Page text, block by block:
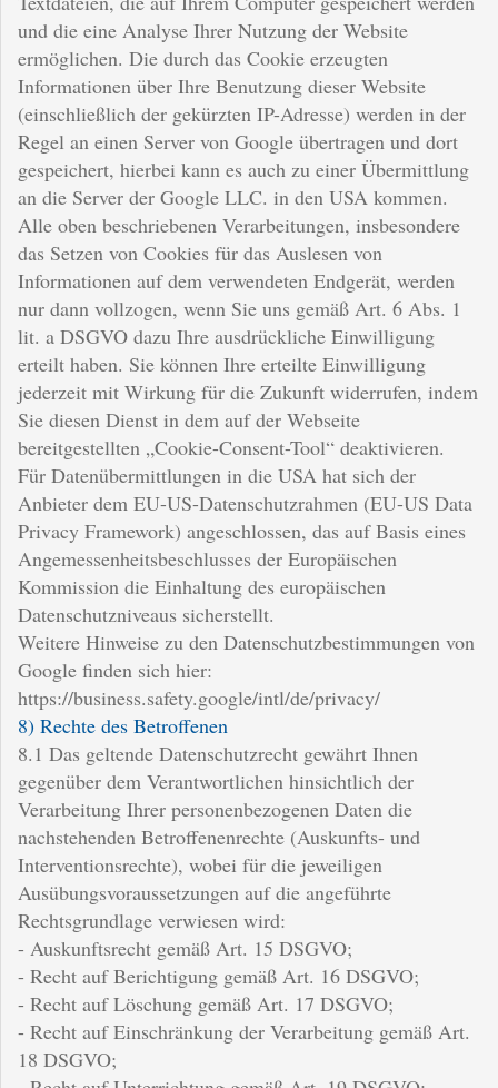
und die eine Analyse Ihrer Nutzung der Website
ermöglichen. Die durch das Cookie erzeugten
Informationen über Ihre Benutzung dieser Website
(einschließlich der gekürzten IP-Adresse) werden in der
Regel an einen Server von Google übertragen und dort
gespeichert, hierbei kann es auch zu einer Übermittlung
an die Server der Google LLC. in den USA kommen.
Alle oben beschriebenen Verarbeitungen, insbesondere
das Setzen von Cookies für das Auslesen von
Informationen auf dem verwendeten Endgerät, werden
nur dann vollzogen, wenn Sie uns gemäß Art. 6 Abs. 1
lit. a DSGVO dazu Ihre ausdrückliche Einwilligung
erteilt haben. Sie können Ihre erteilte Einwilligung
jederzeit mit Wirkung für die Zukunft widerrufen, indem
Sie diesen Dienst in dem auf der Webseite
bereitgestellten „Cookie-Consent-Tool“ deaktivieren.
Für Datenübermittlungen in die USA hat sich der
Anbieter dem EU-US-Datenschutzrahmen (EU-US Data
Privacy Framework) angeschlossen, das auf Basis eines
Angemessenheitsbeschlusses der Europäischen
Kommission die Einhaltung des europäischen
Datenschutzniveaus sicherstellt.
Weitere Hinweise zu den Datenschutzbestimmungen von
Google finden sich hier:
https://business.safety.google/intl/de/privacy/
8) Rechte des Betroffenen
8.1 Das geltende Datenschutzrecht gewährt Ihnen
gegenüber dem Verantwortlichen hinsichtlich der
Verarbeitung Ihrer personenbezogenen Daten die
nachstehenden Betroffenenrechte (Auskunfts- und
Interventionsrechte), wobei für die jeweiligen
Ausübungsvoraussetzungen auf die angeführte
Rechtsgrundlage verwiesen wird:
- Auskunftsrecht gemäß Art. 15 DSGVO;
- Recht auf Berichtigung gemäß Art. 16 DSGVO;
- Recht auf Löschung gemäß Art. 17 DSGVO;
- Recht auf Einschränkung der Verarbeitung gemäß Art.
18 DSGVO;